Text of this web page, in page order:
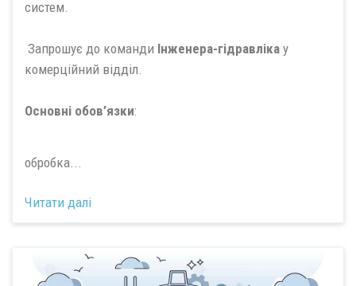
систем.
Запрошує до команди Інженера-гідравліка у
комерційний відділ.
Основні обов’язки:
обробка...
Читати далі